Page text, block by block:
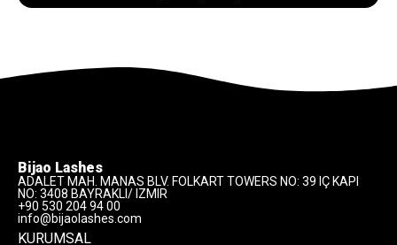
Bijao Lashes
ADALET MAH. MANAS BLV. FOLKART TOWERS NO: 39 IÇ KAPI
NO: 3408 BAYRAKLI/ IZMIR
+90 530 204 94 00
info@bijaolashes.com
KURUMSAL